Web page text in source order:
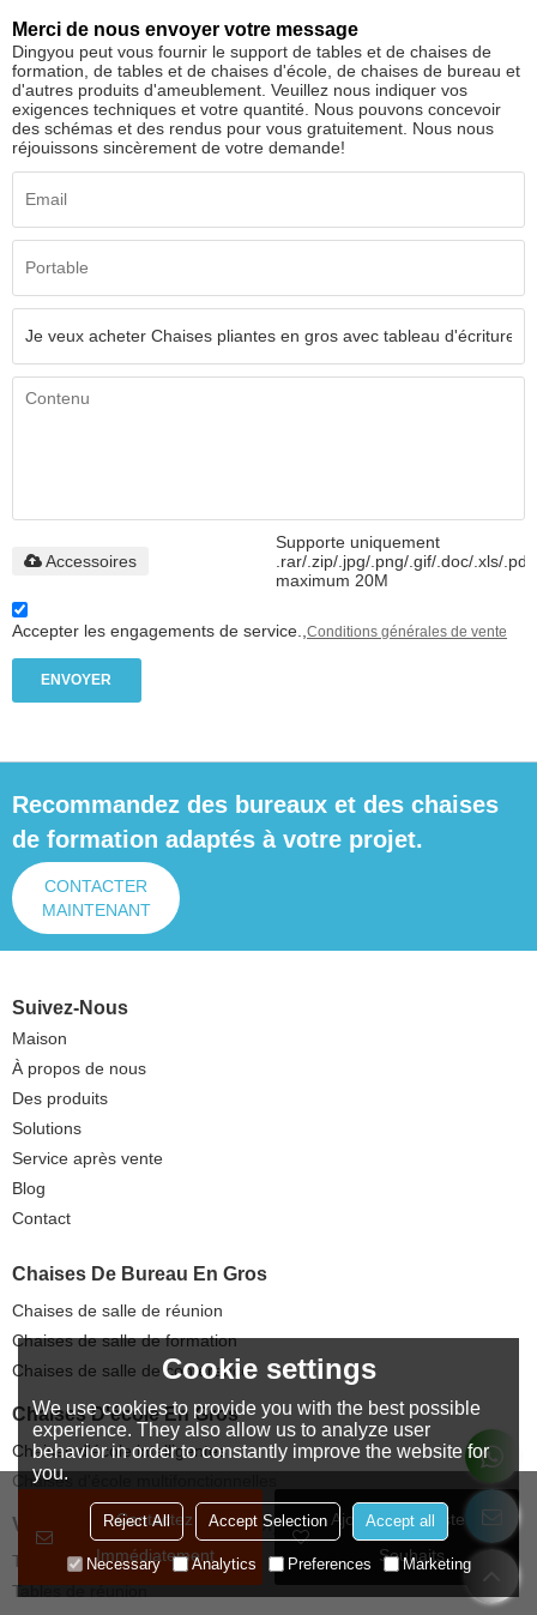
Contactez
Immédiatement
Ajouter À La Liste De
Souhaits
Merci de nous envoyer votre message
Dingyou peut vous fournir le support de tables et de chaises de
formation, de tables et de chaises d'école, de chaises de bureau et
d'autres produits d'ameublement. Veuillez nous indiquer vos
exigences techniques et votre quantité. Nous pouvons concevoir
des schémas et des rendus pour vous gratuitement. Nous nous
réjouissons sincèrement de votre demande!
Supporte uniquement
.rar/.zip/.jpg/.png/.gif/.doc/.xls/.pdf,
maximum 20M
Accessoires
Accepter les engagements de service.,Conditions générales de vente
ENVOYER
Recommandez des bureaux et des chaises
de formation adaptés à votre projet.
CONTACTER
MAINTENANT
Suivez-Nous
Maison
À propos de nous
Des produits
Solutions
Service après vente
Blog
Contact
Chaises De Bureau En Gros
Chaises de salle de réunion
Chaises de salle de formation
Chaises de salle de conférence
Chaises D'école En Gros
Chaises d'école intelligentes
Chaises d'école multifonctionnelles
Vente En Gros De Tables Polyvalentes
Tables de classe intelligentes
Tables de réunion
Cookie settings
We use cookies to provide you with the best possible
experience. They also allow us to analyze user
behavior in order to constantly improve the website for
you.
Reject All Accept Selection Accept all
Necessary Analytics Preferences Marketing